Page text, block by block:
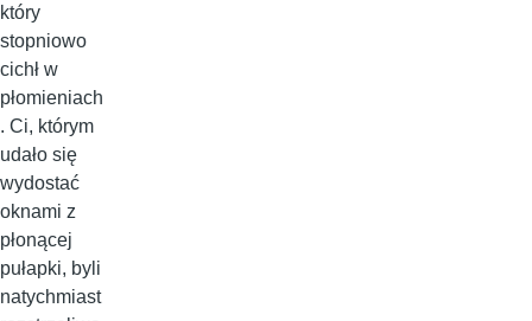
który
stopniowo
cichł w
płomieniach
. Ci, którym
udało się
wydostać
oknami z
płonącej
pułapki, byli
natychmiast